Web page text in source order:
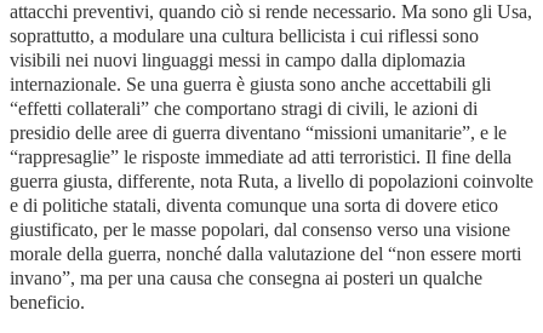
attacchi preventivi, quando ciò si rende necessario. Ma sono gli Usa,
soprattutto, a modulare una cultura bellicista i cui riflessi sono
visibili nei nuovi linguaggi messi in campo dalla diplomazia
internazionale. Se una guerra è giusta sono anche accettabili gli
“effetti collaterali” che comportano stragi di civili, le azioni di
presidio delle aree di guerra diventano “missioni umanitarie”, e le
“rappresaglie” le risposte immediate ad atti terroristici. Il fine della
guerra giusta, differente, nota Ruta, a livello di popolazioni coinvolte
e di politiche statali, diventa comunque una sorta di dovere etico
giustificato, per le masse popolari, dal consenso verso una visione
morale della guerra, nonché dalla valutazione del “non essere morti
invano”, ma per una causa che consegna ai posteri un qualche
beneficio.